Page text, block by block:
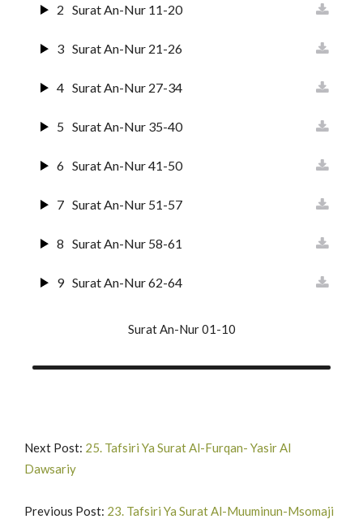
2 Surat An-Nur 11-20
3 Surat An-Nur 21-26
4 Surat An-Nur 27-34
5 Surat An-Nur 35-40
6 Surat An-Nur 41-50
7 Surat An-Nur 51-57
8 Surat An-Nur 58-61
9 Surat An-Nur 62-64
Surat An-Nur 01-10
Next Post: 25. Tafsiri Ya Surat Al-Furqan- Yasir Al
Dawsariy
Previous Post: 23. Tafsiri Ya Surat Al-Muuminun-Msomaji